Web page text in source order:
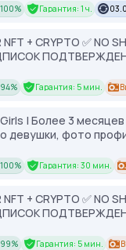
Гарантия: 1 ч.
+ CRYPTO ✅ NO
Гарантия: 5 мин.
| Более 3
девушки, фото
Гарантия: 30 мин.
+ CRYPTO ✅ NO
99% Гарантия: 5 мин.